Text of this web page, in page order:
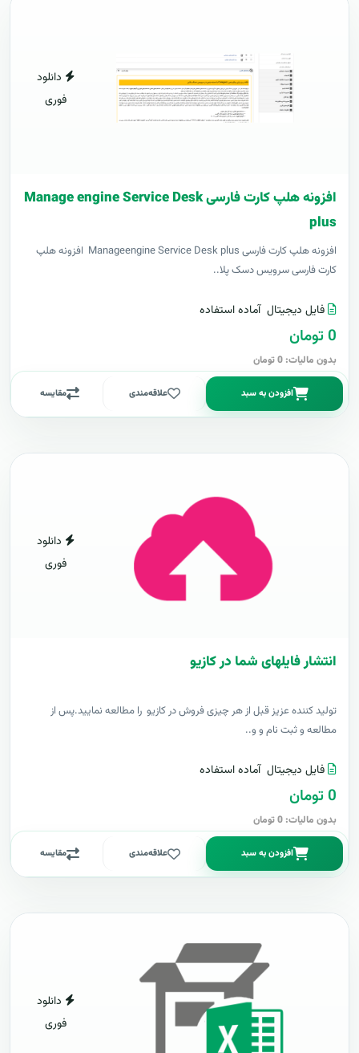
دانلود
فوری
افزونه هلپ کارت فارسی Manage engine Service Desk
plus
افزونه هلپ کارت فارسی Manageengine Service Desk plus افزونه هلپ
کارت فارسی سرویس دسک پلا..
فایل دیجیتال آماده استفاده
0 تومان
بدون مالیات: 0 تومان
افزودن به سبد علاقه‌مندی مقایسه
دانلود
فوری
انتشار فایلهای شما در کازیو
توليد کننده عزيز قبل از هر چیزی فروش در کازیو را مطالعه نمایید.پس از
مطالعه و ثبت نام و و..
فایل دیجیتال آماده استفاده
0 تومان
بدون مالیات: 0 تومان
افزودن به سبد علاقه‌مندی مقایسه
دانلود
فوری